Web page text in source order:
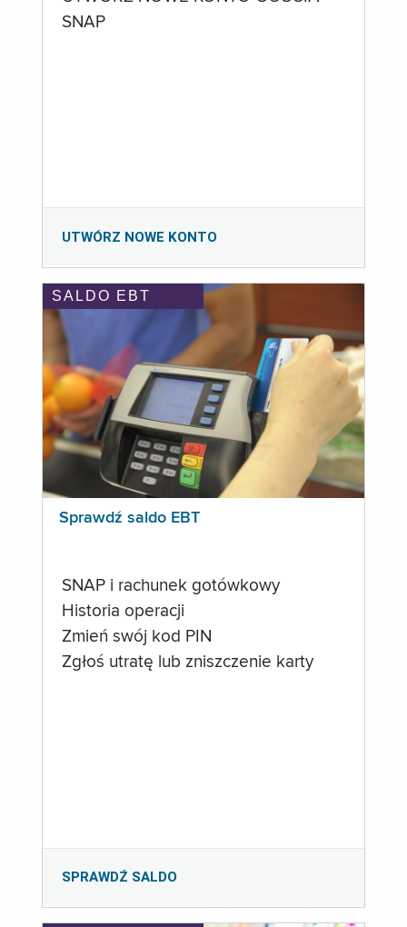
SNAP
UTWÓRZ NOWE KONTO
SALDO EBT
Sprawdź saldo EBT
SNAP i rachunek gotówkowy
Historia operacji
Zmień swój kod PIN
Zgłoś utratę lub zniszczenie karty
SPRAWDŹ SALDO